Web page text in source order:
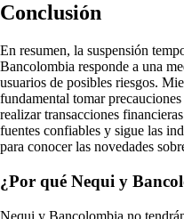
Conclusión
En resumen, la suspensión
Bancolombia responde a una
usuarios de posibles riesgos.
fundamental tomar
realizar transacciones
fuentes confiables y sigue las
para conocer las novedades
¿Por qué Nequi y
Nequi y Bancolombia no